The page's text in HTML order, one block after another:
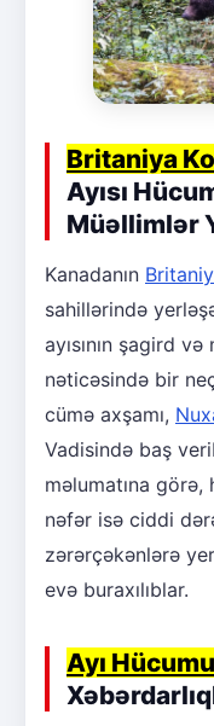
Britaniya
Ayısı
Müəllimlər
Kanadanın
sahillərində
ayısının şagird
nəticəsində bir
cümə axşamı,
Vadisində baş
məlumatına
nəfər isə ciddi
zərərçəkənlərə
evə buraxılıblar.
Ayı Hücumu